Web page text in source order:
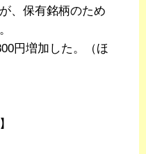
、保有銘柄のため
円増加した。（ほ